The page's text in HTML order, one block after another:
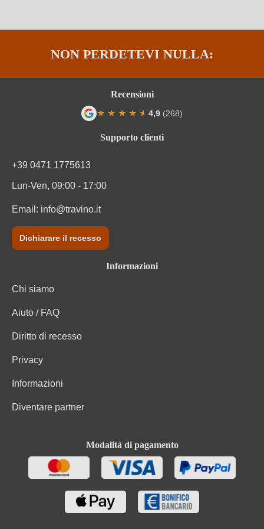
NON PERDETEVI NULLA:
Supporto clienti
+39 0471 1775613
Lun-Ven, 09:00 - 17:00
Email: info@travino.it
Dichiarare il recesso
Informazioni
Chi siamo
Aiuto / FAQ
Diritto di recesso
Privacy
Informazioni
Diventare partner
Modalità di pagamento
Recensioni
★ ★ ★ ★ ★
★ 4,9 (268)